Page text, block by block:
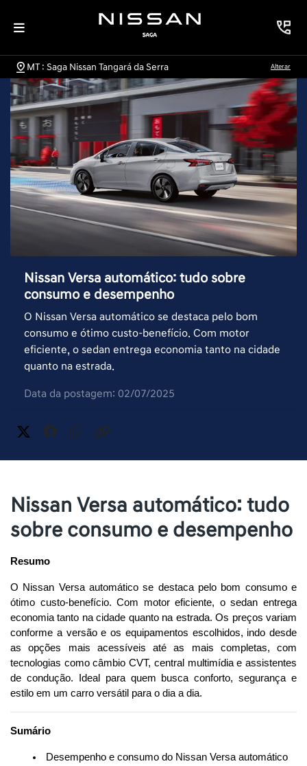
MT : Saga Nissan Tangará da Serra Alterar
Nissan Versa automático: tudo sobre
consumo e desempenho
O Nissan Versa automático se destaca pelo bom
consumo e ótimo custo-benefício. Com motor
eficiente, o sedan entrega economia tanto na cidade
quanto na estrada.
Data da postagem: 02/07/2025
Nissan Versa automático: tudo
sobre consumo e desempenho
Resumo
O Nissan Versa automático se destaca pelo bom consumo e
ótimo custo-benefício. Com motor eficiente, o sedan entrega
economia tanto na cidade quanto na estrada. Os preços variam
conforme a versão e os equipamentos escolhidos, indo desde
as opções mais acessíveis até as mais completas, com
tecnologias como câmbio CVT, central multimídia e assistentes
de condução. Ideal para quem busca conforto, segurança e
estilo em um carro versátil para o dia a dia.
Sumário
Desempenho e consumo do Nissan Versa automático